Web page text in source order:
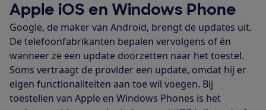
Apple iOS en Windows Phone
Google, de maker van Android, brengt de updates uit.
De telefoonfabrikanten bepalen vervolgens of én
wanneer ze een update doorzetten naar het toestel.
Soms vertraagt de provider een update, omdat hij er
eigen functionaliteiten aan toe wil voegen. Bij
toestellen van Apple en Windows Phones is het